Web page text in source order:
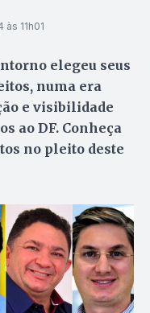
11h01
elegeu seus
numa era
e visibilidade
ao DF. Conheça
no pleito deste